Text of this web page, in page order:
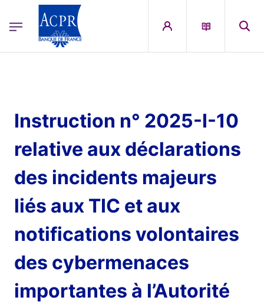
ACPR Menu Principal (French)
Instruction n° 2025-I-10
relative aux déclarations
des incidents majeurs
liés aux TIC et aux
notifications volontaires
des cybermenaces
importantes à l’Autorité